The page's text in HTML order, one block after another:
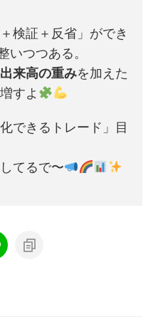
検証＋反省」ができ
いつつある。
来高の重みを加えた
すよ
できるトレード」目
てるで〜